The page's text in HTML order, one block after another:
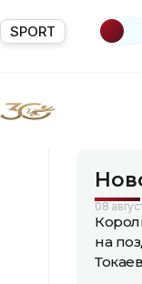
SPORT
08
на